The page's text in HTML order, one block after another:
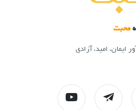
محبت
ایمان، امید، آزادی